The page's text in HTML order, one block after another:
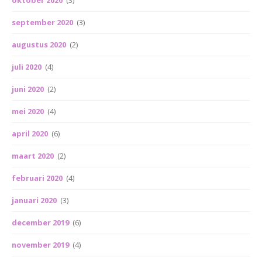
september 2020 (3)
augustus 2020 (2)
juli 2020 (4)
juni 2020 (2)
mei 2020 (4)
april 2020 (6)
maart 2020 (2)
februari 2020 (4)
januari 2020 (3)
december 2019 (6)
november 2019 (4)